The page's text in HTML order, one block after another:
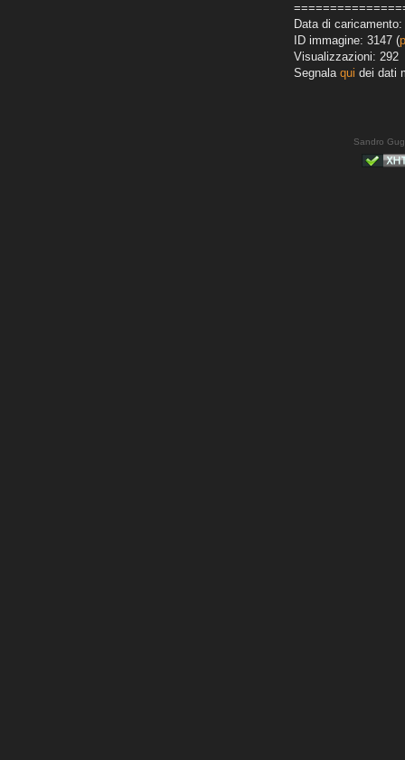
Data di
ID immagine: 3147 (
Visualizzazioni: 292
Segnala qui dei dati
Sandro